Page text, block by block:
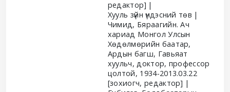
редактор]
Хууль зүйн үндэсний төв
Чимид, Бяраагийн. Ач
хариад Монгол Улсын
Хөдөлмөрийн баатар,
Ардын багш, Гавьяат
хуульч, доктор, профессор
цолтой, 1934-2013.03.22
[зохиогч, редактор]